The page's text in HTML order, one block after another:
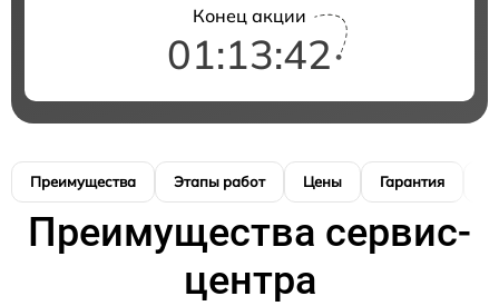
Конец акции
01:13:41
Преимущества Этапы работ Цены Гарантия
Преимущества сервис-
центра